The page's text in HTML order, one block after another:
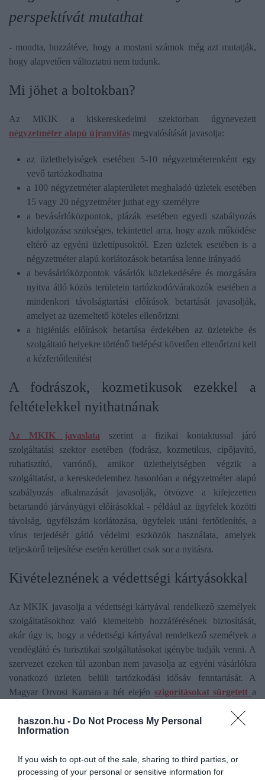
haszon.hu - Do Not Process My Personal
Information
If you wish to opt-out of the sale, sharing to third parties, or
processing of your personal or sensitive information for
perspektívát mutathat
- mondta, hozzátéve, hogy a mostani számok még azt mutatják,
hogy alapvetően változtatni nem tudunk.
Mi jöhet a boltokban?
Az MKIK a kiskereskedelmi szektorban úgynevezett
négyzetméter alapú újranyitás megvalósítását javasolja:
az üzlethelyiségek esetében 5-10 négyzetméterenként egy
vevő tartózkodhatna
a 100 négyzetméter alapterületet meghaladó üzletek esetében
15 vagy 20 négyzetméter juthat egy személyre
a bevásárlóközpontok, plázák esetében egyedi szabályozás
kidolgozása szükséges, tekintettel arra, hogy azok működése
eltérő az egyéni üzlettípusoktól. Ezen üzletek esetében is a
négyzetméter alapú korlátozások betartása lenne irányadó
a bevásárlóközpontok vásárlók közlekedésére és mozgására
nyitva álló közös területein tartózkodó/várakozók esetében a
mindenkori távolságtartási előírások betartását javasolják,
amelyet az üzemeltető köteles ellenőrizni
a higiéniás előírások betartása érdekében az üzletekbe és
szolgáltató helyekre történő belépést követően ellenőrizni kell
a kézfertőtlenítést
A fodrászok, kozmetikusok ezekkel a
feltételekkel nyithatnának
Az MKIK javaslata szerint a fizikai kontaktussal járó
szolgáltatási szektor esetében (fodrász, kozmetikus, cipőjavító,
ruhatisztító, varrónő), amikor üzlethelyiségben végzik a
szolgáltatást, a kereskedelemhez hasonlóan a négyzetméter alapú
szabályozás alkalmazását javasolják, ötvözve a kifejezetten
betartandó járványügyi előírásokkal - például az ügyfelek közötti
távolság, ügyfélszám korlátozása, ügyfelek utáni fertőtlenítés, a
vírus terjedését gátló védelmi eszközök használata, amelyek
teljeskörű teljesítése esetén kerülhet csak sor a nyitásra.
Kivételeznének a védettségi kártyásokkal
Az MKIK javasolja a védettségi kártyával rendelkező személyek
szolgáltatásokhoz való kiemeltebb hozzáférésének biztosítását,
akár úgy is, hogy a védettségi kártyával rendelkező személyek a
vendéglátó és turisztikai szolgáltatásokat igénybe tudják venni. A
szervezet ezeken túl azonban nem javasolja az egyéni vásárlókra
vonatkozó üzleten belüli tartózkodási idősáv fenntartását. A
Magyar Orvosi Kamara a hét elején szigorításokat sürgetett a
A nyugdíjasokra külön figyelnek
A kormány 650 ezer olyan nyugdíjasról tud, aki még nem